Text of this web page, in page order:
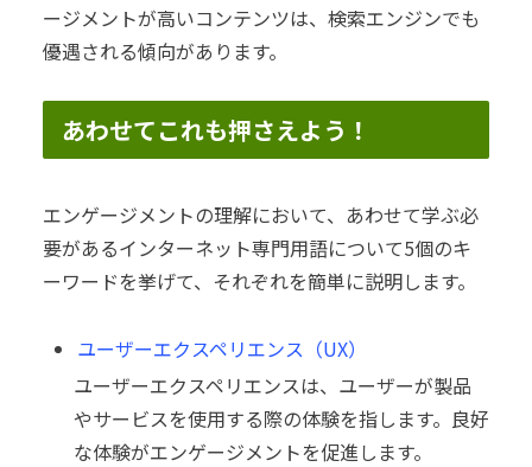
ージメントが高いコンテンツは、検索エンジンでも
優遇される傾向があります。
あわせてこれも押さえよう！
エンゲージメントの理解において、あわせて学ぶ必
要があるインターネット専門用語について5個のキ
ーワードを挙げて、それぞれを簡単に説明します。
ユーザーエクスペリエンス（UX）
ユーザーエクスペリエンスは、ユーザーが製品
やサービスを使用する際の体験を指します。良好
な体験がエンゲージメントを促進します。